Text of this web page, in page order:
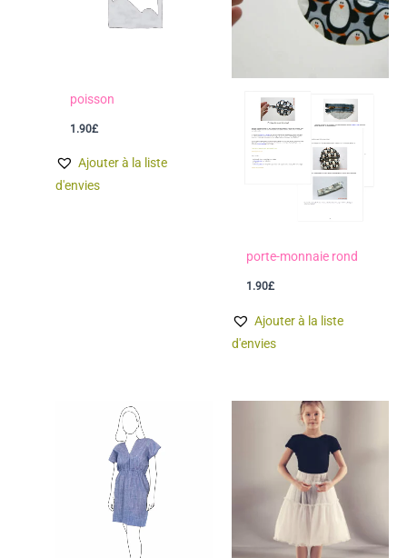
poisson
1.90£
Ajouter à la liste
d'envies
porte-monnaie rond
1.90£
Ajouter à la liste
d'envies